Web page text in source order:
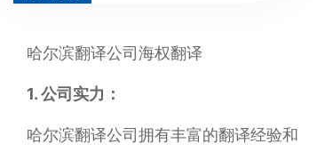
哈尔滨翻译公司海权翻译
1. 公司实力：
哈尔滨翻译公司拥有丰富的翻译经验和